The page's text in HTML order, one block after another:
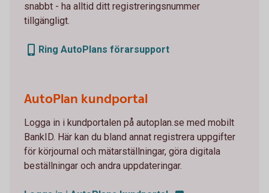
snabbt - ha alltid ditt registreringsnummer
tillgängligt.
Ring AutoPlans förarsupport
AutoPlan kundportal
Logga in i kundportalen på autoplan.se med mobilt
BankID. Här kan du bland annat registrera uppgifter
för körjournal och mätarställningar, göra digitala
beställningar och andra uppdateringar.